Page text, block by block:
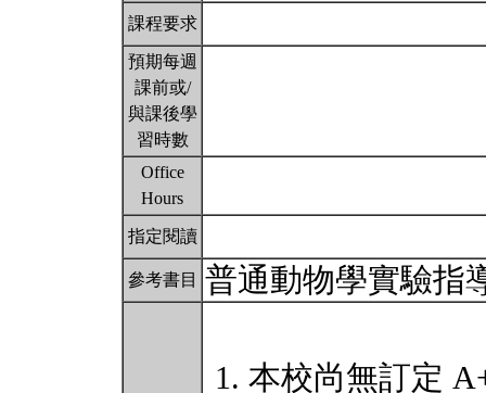
課程要求
預期每週
課前或/
與課後學
習時數
Office
Hours
指定閱讀
參考書目 普通動物學實驗指
本校尚無訂定